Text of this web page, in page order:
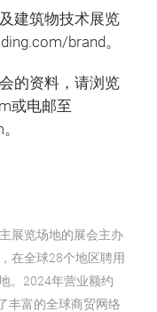
建筑物技术展览
brand。
的资料，请浏览
或电邮至
展览场地的展会主办
在全球28个地区聘用
。2024年营业额约
丰富的全球商贸网络